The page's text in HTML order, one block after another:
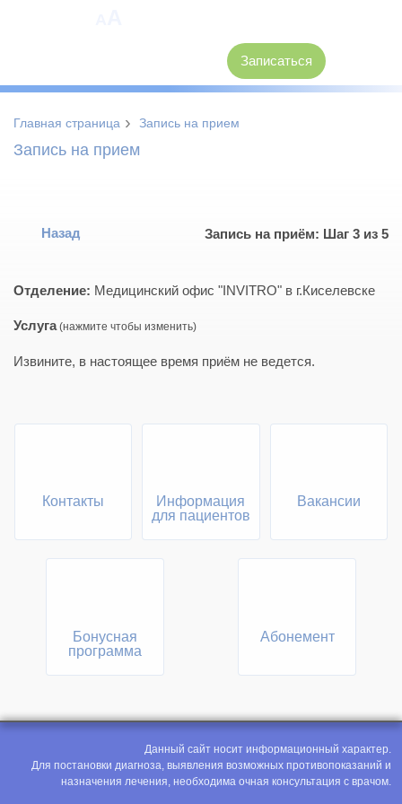
Записаться
Главная страница › Запись на прием
Запись на прием
Назад Запись на приём: Шаг 3 из 5
Отделение: Медицинский офис "INVITRO" в г.Киселевске
Услуга
Извините, в настоящее время приём не ведется.
Контакты
Информация
для пациентов
Вакансии
Бонусная
программа
Абонемент
Данный сайт носит информационный характер.
Для постановки диагноза, выявления возможных противопоказаний и
назначения лечения, необходима очная консультация с врачом.